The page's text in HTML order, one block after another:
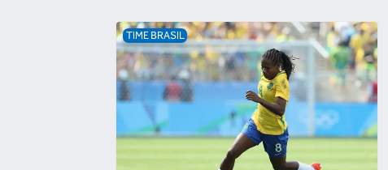
TIME BRASIL